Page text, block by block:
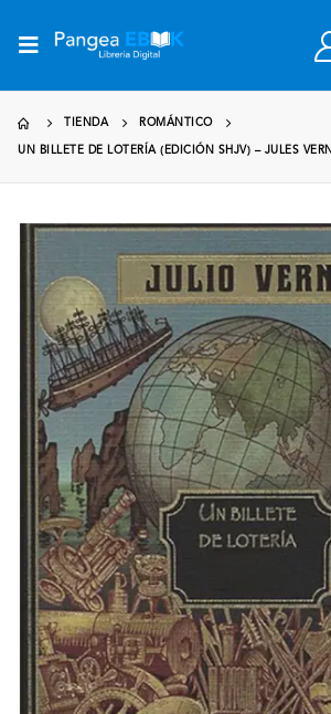
TIENDA ROMÁNTICO
UN BILLETE DE LOTERÍA (EDICIÓN SHJV) – JULES